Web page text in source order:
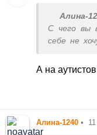
Алина-
С чего вы
себе не
А на аутистов
Алина-1240 •